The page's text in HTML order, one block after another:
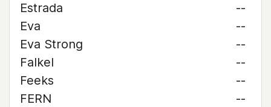
Estrada
--
Eva
--
Eva Strong
--
Falkel
--
Feeks
--
FERN
--